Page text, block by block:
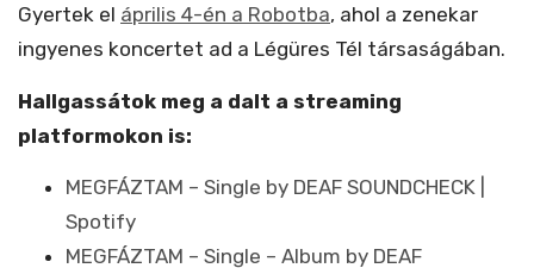
Gyertek el április 4-én a Robotba, ahol a zenekar
ingyenes koncertet ad a Légüres Tél társaságában.
Hallgassátok meg a dalt a streaming
platformokon is:
MEGFÁZTAM – Single by DEAF SOUNDCHECK |
Spotify
MEGFÁZTAM – Single – Album by DEAF